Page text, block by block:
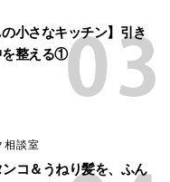
の小さなキッチン】引き
を整える①
相談室
コ＆うねり髪を、ふん